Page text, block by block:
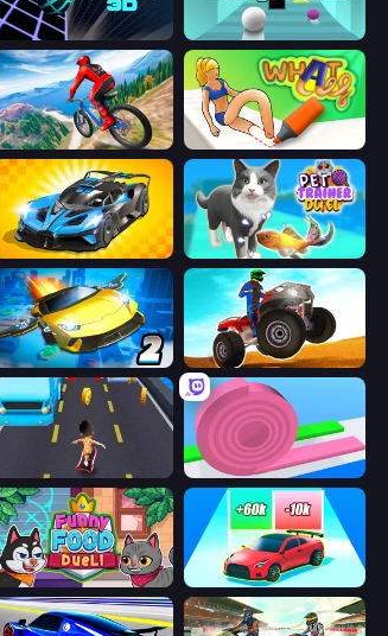
Crazy Roll 3D Crazy Ball 3D
Riders Downhill Racing What a Leg
GT Cars Mega Ramps Pet Trainer Duel
Ultimate Flying Car 2 ATV Ultimate Offroad
Layers Roll
Funny Food Duel